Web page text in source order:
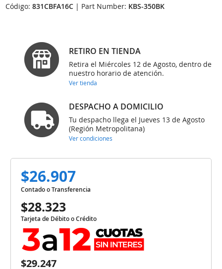
Código:831CBFA16C | Part Number: KBS-350BK
RETIRO EN TIENDA
Retira el Miércoles 12 de Agosto, dentro de
nuestro horario de atención.
Ver tienda
DESPACHO A DOMICILIO
Tu despacho llega el Jueves 13 de Agosto
(Región Metropolitana)
Ver condiciones
$26.907
Contado o Transferencia
$28.323
Tarjeta de Débito o Crédito
$29.247